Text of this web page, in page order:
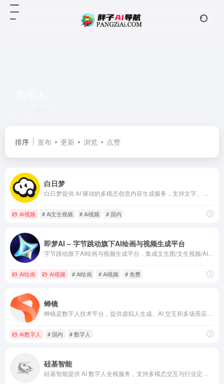
排序 发布 更新 浏览 点赞
白日梦
AI视频 # Ai文生视频 # Ai视频 # 国内
即梦AI – 字节跳动旗下AI绘画与视频生成平台
AI绘画 AI视频 # Ai绘画 # Ai视频 # 免费
蝉镜
AI数字人 # 国内 # 数字人
硅基智能